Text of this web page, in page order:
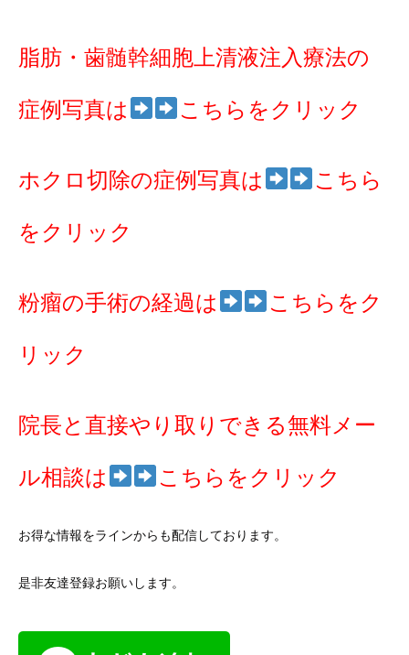
脂肪・歯髄幹細胞上清液注入療法の
症例写真は こちらをクリック
ホクロ切除の症例写真は こちら
をクリック
粉瘤の手術の経過は こちらをク
リック
院長と直接やり取りできる無料メー
ル相談は こちらをクリック
お得な情報をラインからも配信しております。
是非友達登録お願いします。